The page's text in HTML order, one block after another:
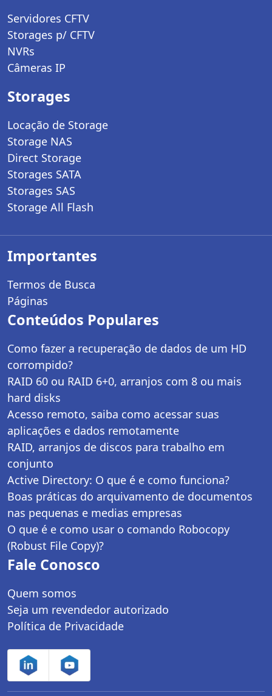
Servidores CFTV
Storages p/ CFTV
NVRs
Câmeras IP
Storages
Locação de Storage
Storage NAS
Direct Storage
Storages SATA
Storages SAS
Storage All Flash
Importantes
Termos de Busca
Páginas
Conteúdos Populares
Como fazer a recuperação de dados de um HD
corrompido?
RAID 60 ou RAID 6+0, arranjos com 8 ou mais
hard disks
Acesso remoto, saiba como acessar suas
aplicações e dados remotamente
RAID, arranjos de discos para trabalho em
conjunto
Active Directory: O que é e como funciona?
Boas práticas do arquivamento de documentos
nas pequenas e medias empresas
O que é e como usar o comando Robocopy
(Robust File Copy)?
Fale Conosco
Quem somos
Seja um revendedor autorizado
Política de Privacidade